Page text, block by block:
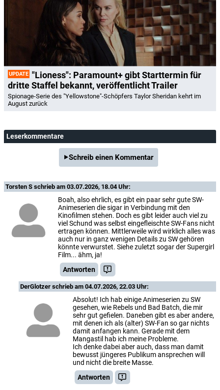
UPDATE "Lioness": Paramount+ gibt Starttermin für
dritte Staffel bekannt, veröffentlicht Trailer
Spionage-Serie des "Yellowstone"-Schöpfers Taylor Sheridan kehrt im
August zurück
Leserkommentare
Schreib einen Kommentar
Torsten S schrieb am 03.07.2026, 18.04 Uhr:
Boah, also ehrlich, es gibt ein paar sehr gute SW-
Animeserien die sigar in Verbindung mit den
Kinofilmen stehen. Doch es gibt leider auch viel zu
viel Schund was selbst eingefleischte SW-Fans nicht
ertragen können. Mittlerweile wird wirklich alles was
auch nur in ganz wenigen Details zu SW gehören
könnte verwurstet. Siehe zuletzt sogar der Supergirl
Film... ähm, ja!
Antworten
DerGlotzer schrieb am 04.07.2026, 22.03 Uhr:
Absolut! Ich hab einige Animeserien zu SW
gesehen, wie Rebels und Bad Batch, die mir
sehr gut gefielen. Daneben gibt es aber andere,
mit denen ich als (alter) SW-Fan so gar nichts
damit anfangen kann. Gerade mit dem
Mangastil hab ich meine Probleme.
Ich denke dabei aber auch, dass man damit
bewusst jüngeres Publikum ansprechen will
und nicht die breite Masse.
Antworten